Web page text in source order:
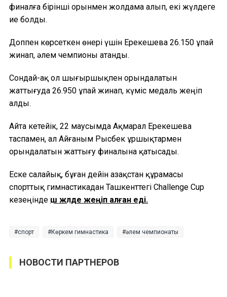
финалға бірінші орынмен жолдама алып, екі жүлдеге
ие болды.
Доппен көрсеткен өнері үшін Ерекешева 26.150 ұпай
жинап, әлем чемпионы атанды.
Сондай-ақ ол шығыршықпен орындалатын
жаттығуда 26.950 ұпай жинап, күміс медаль жеңіп
алды.
Айта кетейік, 22 маусымда Ақмарал Ерекешева
таспамен, ал Айғаным Рысбек ұршықтармен
орындалатын жаттығу финалына қатысады.
Еске салайық, бұған дейін Қазақстан құрамасы
спорттық гимнастикадан Ташкенттегі Challenge Cup
кезеңінде үш жүлде жеңіп алған еді.
спорт Көркем гимнастика әлем чемпионаты
НОВОСТИ ПАРТНЕРОВ